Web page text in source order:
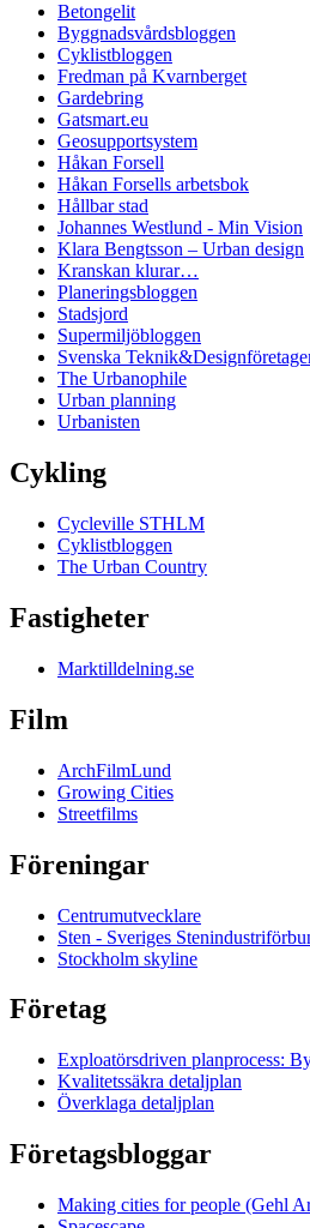
Betongelit
Byggnadsvårdsbloggen
Cyklistbloggen
Fredman på Kvarnberget
Gardebring
Gatsmart.eu
Geosupportsystem
Håkan Forsell
Håkan Forsells arbetsbok
Hållbar stad
Johannes Westlund - Min Vision
Klara Bengtsson – Urban design
Kranskan klurar…
Planeringsbloggen
Stadsjord
Supermiljöbloggen
Svenska
The Urbanophile
Urban planning
Urbanisten
Cykling
Cycleville STHLM
Cyklistbloggen
The Urban Country
Fastigheter
Marktilldelning.se
Film
ArchFilmLund
Growing Cities
Streetfilms
Föreningar
Centrumutvecklare
Sten - Sveriges
Stockholm skyline
Företag
Exploatörsdriven planprocess:
Kvalitetssäkra detaljplan
Överklaga detaljplan
Företagsbloggar
Making cities for people (Gehl